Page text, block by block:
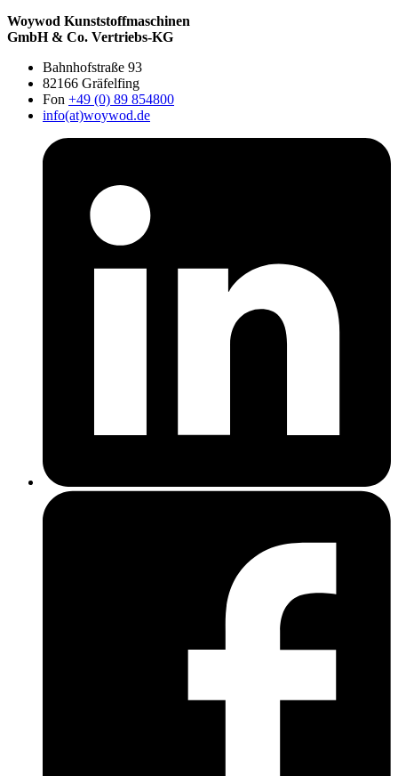
Woywod Kunststoffmaschinen
GmbH & Co. Vertriebs-KG
Bahnhofstraße 93
82166 Gräfelfing
Fon +49 (0) 89 854800
info(at)woywod.de